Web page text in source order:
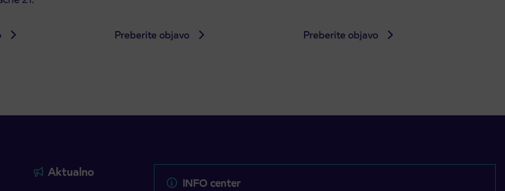
Preberite objavo Preberite objavo
Aktualno
INFO center